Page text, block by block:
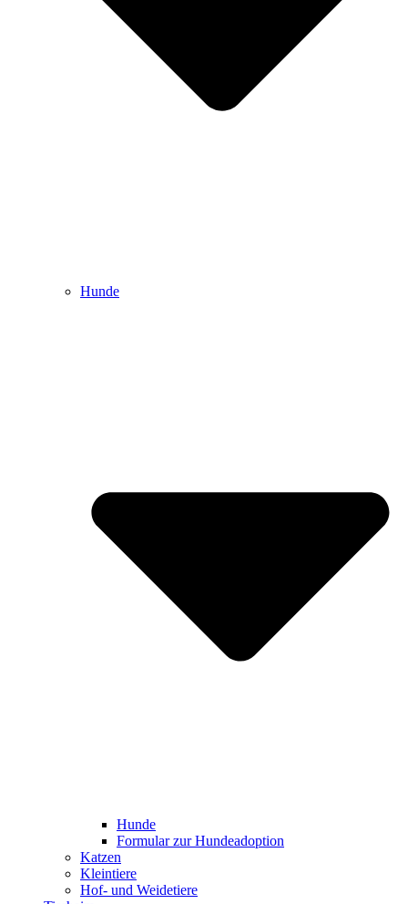
Hunde
Hunde
Formular zur Hundeadoption
Katzen
Kleintiere
Hof- und Weidetiere